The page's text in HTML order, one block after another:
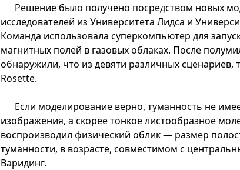
Решение было получено посредством новых
исследователей из Университета Лидса и
Команда использовала суперкомпьютер для
магнитных полей в газовых облаках. После
обнаружили, что из девяти различных сценариев,
Rosette.
Если моделирование верно, туманность не
изображения, а скорее тонкое листообразное
воспроизводил физический облик — размер
туманности, в возрасте, совместимом с
Варидинг.